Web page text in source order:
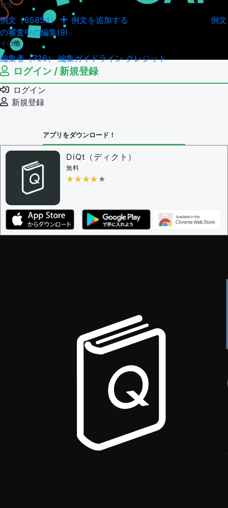
例文
例文（65854） 例文を追加する
例文
の審査中の編集(9)
その他
編集者（726）編集ガイドラインクレジット
ログイン / 新規登録
ログイン
新規登録
アプリをダウンロード！
DiQt（ディクト）
無料
★★★★★
★★★★★